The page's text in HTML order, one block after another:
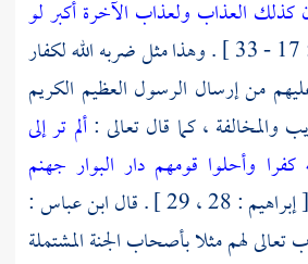
كذلك العذاب ولعذاب الآخرة أكبر لو
من إرسال الرسول العظيم الكريم
والمخالفة ، كما قال تعالى :ألم تر إلى
كفرا وأحلوا قومهم دار البوار جهنم
[ إبراهيم : 28 ، 29 ] . قال ابن عباس:
لهم مثلا بأصحاب الجنة المشتملة